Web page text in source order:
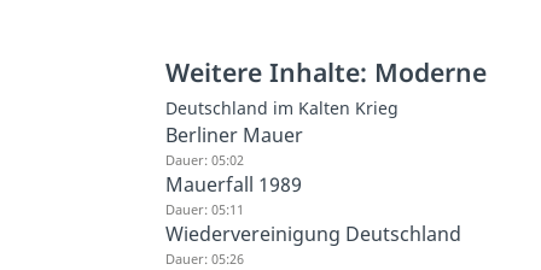
Weitere Inhalte: Moderne
Deutschland im Kalten Krieg
Berliner Mauer
Dauer: 05:02
Mauerfall 1989
Dauer: 05:11
Wiedervereinigung Deutschland
Dauer: 05:26